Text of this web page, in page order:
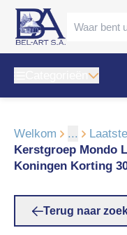
Welkom ...
Kerstgroep Mondo
Koningen Korting
Terug naar